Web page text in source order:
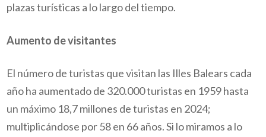
plazas turísticas a lo largo del tiempo.
Aumento de visitantes
El número de turistas que visitan las Illes Balears cada
año ha aumentado de 320.000 turistas en 1959 hasta
un máximo 18,7 millones de turistas en 2024;
multiplicándose por 58 en 66 años. Si lo miramos a lo